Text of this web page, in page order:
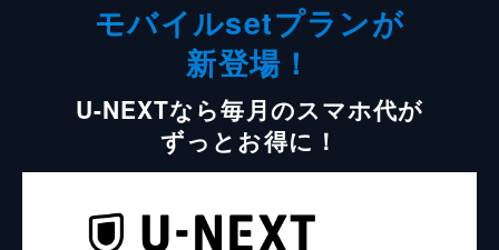
モバイルsetプランが
新登場！
U-NEXTなら毎月のスマホ代が
ずっとお得に！